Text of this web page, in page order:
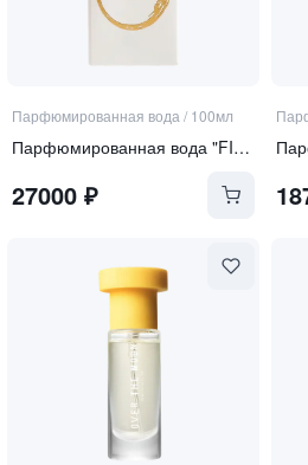
Парфюмированная вода / 100мл
Парфюмированная вода "FIORIALUX"
27000 ₽